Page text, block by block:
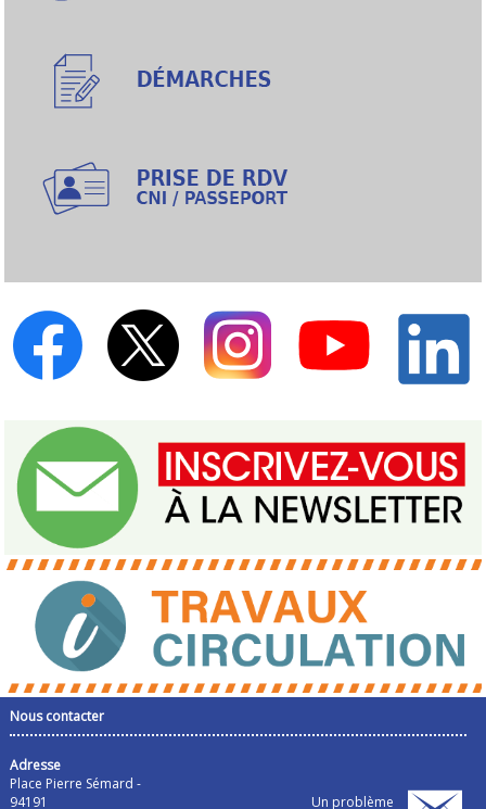
Nous contacter
Adresse
Place Pierre Sémard -
94191
Un problème